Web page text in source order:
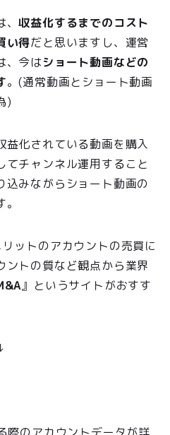
、収益化するまでのコスト
い得だと思いますし、運営
、今はショート動画などの
。(通常動画とショート動画
)
益化されている動画を購入
てチャンネル運用すること
込みながらショート動画の
ットのアカウントの売買に
ントの質など観点から業界
』というサイトがおすす